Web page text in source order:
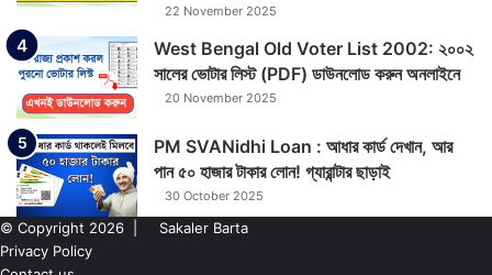
22 November 2025
West Bengal Old Voter List 2002: ২০০২
সালের ভোটার লিস্ট (PDF) ডাউনলোড করুন অনলাইনে
20 November 2025
PM SVANidhi Loan : আধার কার্ড দেখান, আর
পান ৫০ হাজার টাকার লোন! গ্যারান্টার ছাড়াই
30 October 2025
© Copyright 2026 |
Sakaler Barta
Privacy Policy